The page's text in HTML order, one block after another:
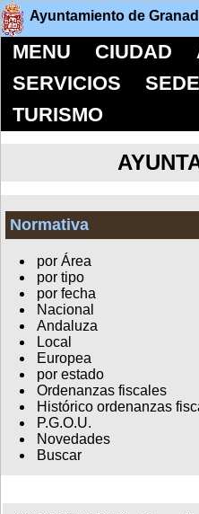
Ayuntamiento de
MENU CIUDAD
SERVICIOS
TURISMO
Normativa
por Área
por tipo
por fecha
Nacional
Andaluza
Local
Europea
por estado
Ordenanzas fiscales
Histórico ordenanzas
P.G.O.U.
Novedades
Buscar